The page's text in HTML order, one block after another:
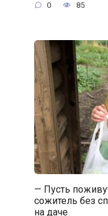
0 85
— Пусть
сожитель без
на даче